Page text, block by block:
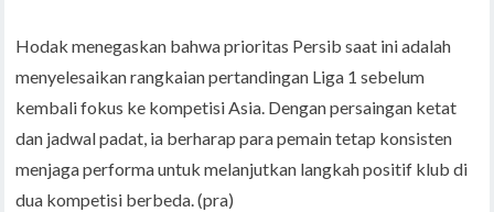
Hodak menegaskan bahwa prioritas Persib saat ini adalah
menyelesaikan rangkaian pertandingan Liga 1 sebelum
kembali fokus ke kompetisi Asia. Dengan persaingan ketat
dan jadwal padat, ia berharap para pemain tetap konsisten
menjaga performa untuk melanjutkan langkah positif klub di
dua kompetisi berbeda. (pra)